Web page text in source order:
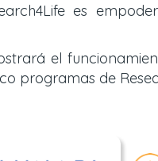
es
el
programas de